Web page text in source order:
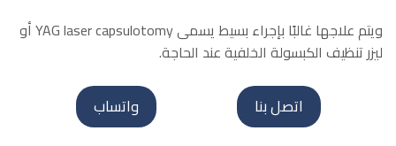
ويتم علاجها غالبًا بإجراء بسيط يسمى YAG laser capsulotomy أو
ليزر تنظيف الكبسولة الخلفية عند الحاجة.
اتصل بنا واتساب